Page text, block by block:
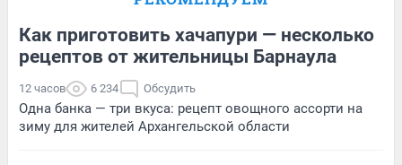
Как приготовить хачапури — несколько
рецептов от жительницы Барнаула
12 часов 6 234 Обсудить
Одна банка — три вкуса: рецепт овощного ассорти на
зиму для жителей Архангельской области